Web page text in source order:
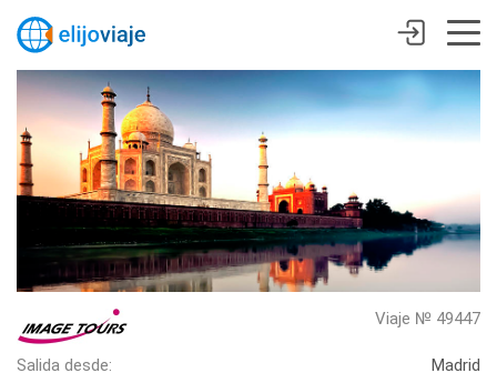
Viaje № 49447
Salida desde:
Madrid